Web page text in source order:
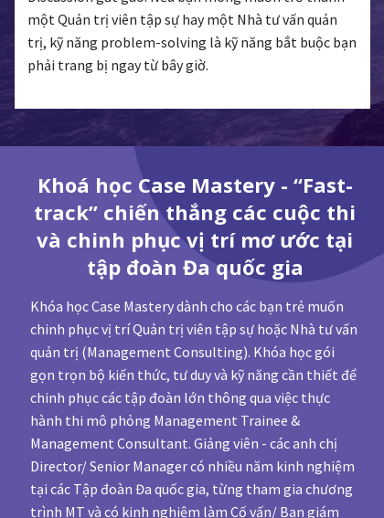
một Quản trị viên tập sự hay một Nhà tư vấn quản
trị, kỹ năng problem-solving là kỹ năng bắt buộc bạn
phải trang bị ngay từ bây giờ.
Khoá học Case Mastery - “Fast-
track” chiến thắng các cuộc thi
và chinh phục vị trí mơ ước tại
tập đoàn Đa quốc gia
Khóa học Case Mastery dành cho các bạn trẻ muốn
chinh phục vị trí Quản trị viên tập sự hoặc Nhà tư vấn
quản trị (Management Consulting). Khóa học gói
gọn trọn bộ kiến thức, tư duy và kỹ năng cần thiết để
chinh phục các tập đoàn lớn thông qua việc thực
hành thi mô phỏng Management Trainee &
Management Consultant. Giảng viên - các anh chị
Director/ Senior Manager có nhiều năm kinh nghiệm
tại các Tập đoàn Đa quốc gia, từng tham gia chương
trình MT và có kinh nghiệm làm Cố vấn/ Ban giám